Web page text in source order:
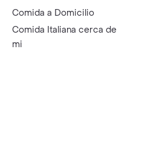
Comida a Domicilio
Comida Italiana cerca de
mi